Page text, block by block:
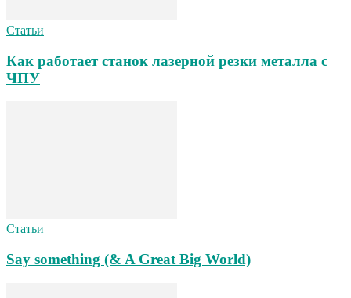
Статьи
Как работает станок лазерной резки металла с
ЧПУ
Статьи
Say something (& A Great Big World)